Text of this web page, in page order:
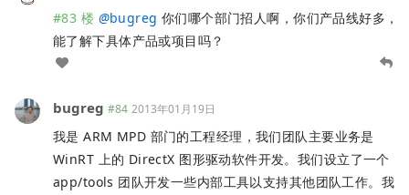
#83 楼 @bugreg 你们哪个部门招人啊，你们产品线好多，
能了解下具体产品或项目吗？
bugreg #84 2013年01月19日
我是 ARM MPD 部门的工程经理，我们团队主要业务是
WinRT 上的 DirectX 图形驱动软件开发。我们设立了一个
app/tools 团队开发一些内部工具以支持其他团队工作。我